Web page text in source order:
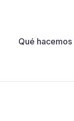
Qué hacemos